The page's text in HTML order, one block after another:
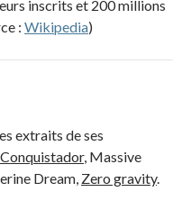
inscrits et 200 millions
: Wikipedia)
extraits de ses
Conquistador, Massive
Dream, Zero gravity.